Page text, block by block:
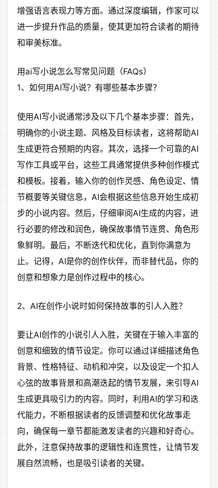
增强语言表现力等方面。通过深度编辑，作家可以
进一步提升作品的质量，使其更加符合读者的期待
和审美标准。
用ai写小说怎么写常见问题（FAQs）
1、如何用AI写小说？有哪些基本步骤？
使用AI写小说通常涉及以下几个基本步骤：首先，
明确你的小说主题、风格及目标读者，这将帮助AI
生成更符合预期的内容。其次，选择一个可靠的AI
写作工具或平台，这些工具通常提供多种创作模式
和模板。接着，输入你的创作灵感、角色设定、情
节概要等关键信息，AI会根据这些信息开始生成初
步的小说内容。然后，仔细审阅AI生成的内容，进
行必要的修改和润色，确保故事情节连贯、角色形
象鲜明。最后，不断迭代和优化，直到你满意为
止。记得，AI是你的创作伙伴，而非替代品，你的
创意和想象力是创作过程中的核心。
2、AI在创作小说时如何保持故事的引人入胜？
要让AI创作的小说引人入胜，关键在于输入丰富的
创意和细致的情节设定。你可以通过详细描述角色
背景、性格特征、动机和冲突，以及设定一个扣人
心弦的故事背景和高潮迭起的情节发展，来引导AI
生成更具吸引力的内容。同时，利用AI的学习和迭
代能力，不断根据读者的反馈调整和优化故事走
向，确保每一章节都能激发读者的兴趣和好奇心。
此外，注意保持故事的逻辑性和连贯性，让情节发
展自然流畅，也是吸引读者的关键。